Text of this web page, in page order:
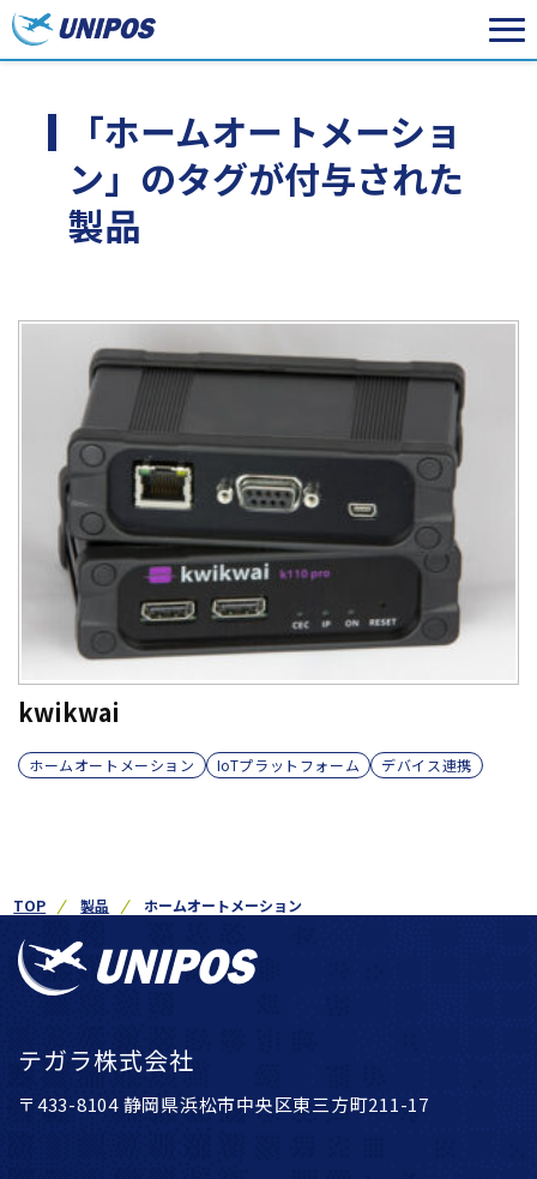
「ホームオートメーショ
ン」のタグが付与された
製品
kwikwai
ホームオートメーション IoTプラットフォーム デバイス連携
TOP 製品 ホームオートメーション
テガラ株式会社
〒433-8104 静岡県浜松市中央区東三方町211-17